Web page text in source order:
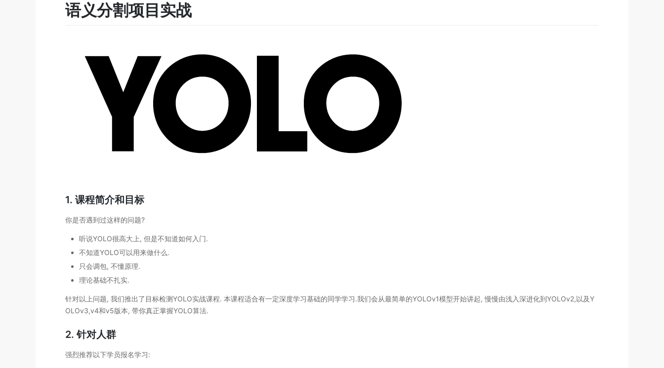
语义分割项目实战
1. 课程简介和目标
你是否遇到过这样的问题?
听说YOLO很高大上, 但是不知道如何入门.
不知道YOLO可以用来做什么.
只会调包, 不懂原理.
理论基础不扎实.
针对以上问题, 我们推出了目标检测YOLO实战课程. 本课程适合有一定深度学习基础的同学学习.我们会从最简单的YOLOv1模型开始讲起, 慢慢由浅入深进化到YOLOv2,以及Y
OLOv3,v4和v5版本, 带你真正掌握YOLO算法.
2. 针对人群
强烈推荐以下学员报名学习: